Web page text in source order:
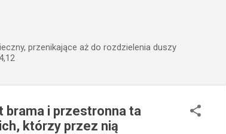
przenikające aż do rozdzielenia duszy
brama i przestronna ta
którzy przez nią